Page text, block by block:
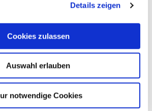
Details zeigen
Cookies zulassen
Auswahl erlauben
notwendige Cookies
Strecke
5.2 km
Aufstieg
Abstieg